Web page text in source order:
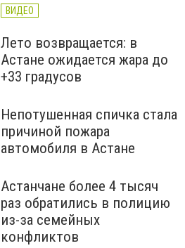
ВИДЕО
Лето возвращается: в
Астане ожидается жара до
+33 градусов
Непотушенная спичка стала
причиной пожара
автомобиля в Астане
Астанчане более 4 тысяч
раз обратились в полицию
из-за семейных
конфликтов